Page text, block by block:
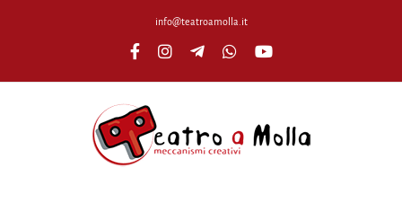
info@teatroamolla.it
FacebookInstagramTelegramWhatsAppYouTube